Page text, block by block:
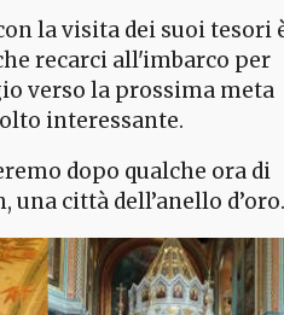
la visita dei suoi tesori
recarci all'imbarco per
verso la prossima meta
interessante.
dopo qualche ora di
una città dell’anello d’oro.